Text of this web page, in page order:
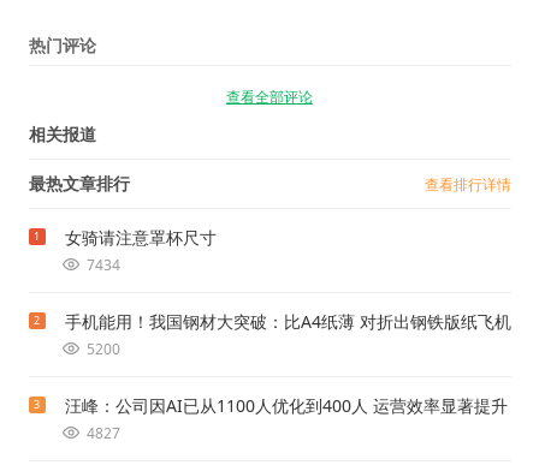
热门评论
查看全部评论
相关报道
最热文章排行 查看排行详情
1 女骑请注意罩杯尺寸
7434
2 手机能用！我国钢材大突破：比A4纸薄 对折出钢铁版纸飞机
5200
3 汪峰：公司因AI已从1100人优化到400人 运营效率显著提升
4827